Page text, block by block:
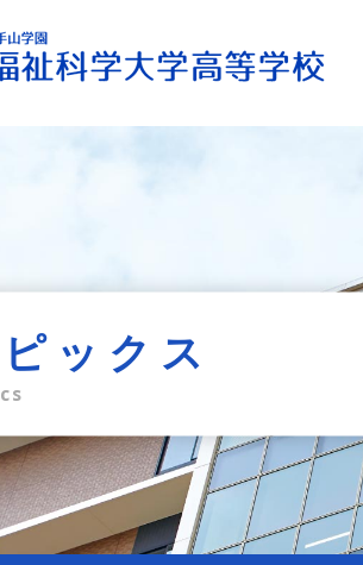
ピックス